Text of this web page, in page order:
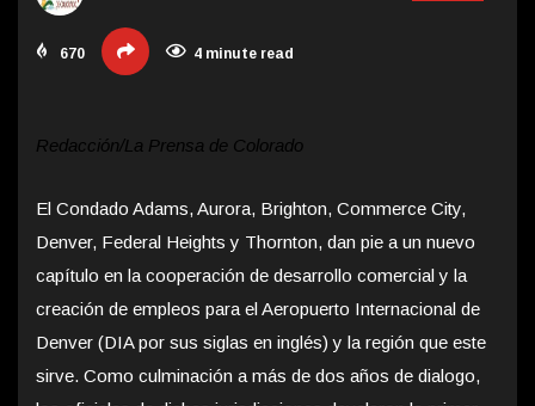
670 4 minute read
Redacción/La Prensa de Colorado
El Condado Adams, Aurora, Brighton, Commerce City,
Denver, Federal Heights y Thornton, dan pie a un nuevo
capítulo en la cooperación de desarrollo comercial y la
creación de empleos para el Aeropuerto Internacional de
Denver (DIA por sus siglas en inglés) y la región que este
sirve. Como culminación a más de dos años de dialogo,